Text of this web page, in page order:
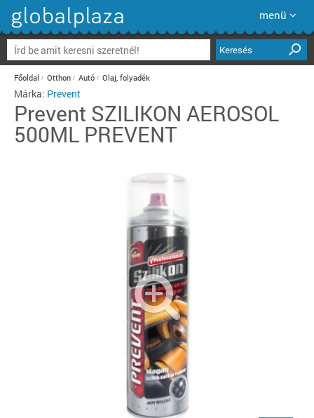
menü
Keresés
Főoldal Otthon Autó Olaj, folyadék
Márka: Prevent
Prevent SZILIKON AEROSOL
500ML PREVENT